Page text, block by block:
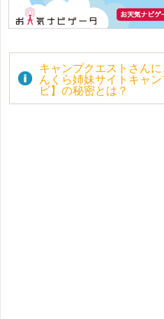
キャンプクエストさん
んくら姉妹サイトキャ
ビ】の秘密とは？